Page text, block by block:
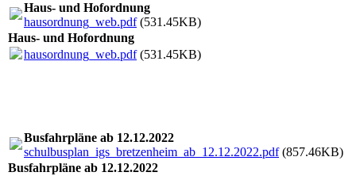
Haus- und Hofordnung
hausordnung_web.pdf(531.45KB)
Haus- und Hofordnung
hausordnung_web.pdf(531.45KB)
Busfahrpläne ab 12.12.2022
schulbusplan_igs_bretzenheim_ab_12.12.2022.pdf(857.46KB)
Busfahrpläne ab 12.12.2022